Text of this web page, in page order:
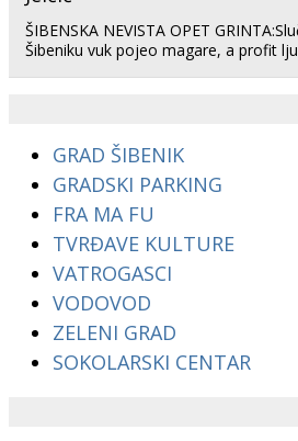
ŠIBENSKA NEVISTA OPET
Šibeniku vuk pojeo magare, a profit
GRAD ŠIBENIK
GRADSKI PARKING
FRA MA FU
TVRĐAVE KULTURE
VATROGASCI
VODOVOD
ZELENI GRAD
SOKOLARSKI CENTAR